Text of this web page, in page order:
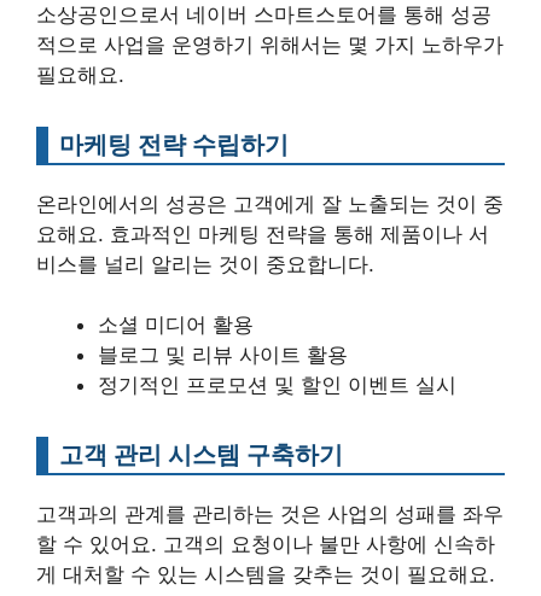
소상공인으로서 네이버 스마트스토어를 통해 성공
적으로 사업을 운영하기 위해서는 몇 가지 노하우가
필요해요.
마케팅 전략 수립하기
온라인에서의 성공은 고객에게 잘 노출되는 것이 중
요해요. 효과적인 마케팅 전략을 통해 제품이나 서
비스를 널리 알리는 것이 중요합니다.
소셜 미디어 활용
블로그 및 리뷰 사이트 활용
정기적인 프로모션 및 할인 이벤트 실시
고객 관리 시스템 구축하기
고객과의 관계를 관리하는 것은 사업의 성패를 좌우
할 수 있어요. 고객의 요청이나 불만 사항에 신속하
게 대처할 수 있는 시스템을 갖추는 것이 필요해요.